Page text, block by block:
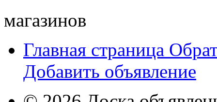
магазинов
Главная страница
Добавить объявление